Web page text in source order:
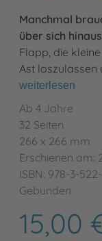
Manchmal
über sich
Flapp, die
Ast loszulassen
weiterlesen
Ab 4 Jahre
32 Seiten
266 x 266 mm
Erschienen am:
ISBN: 978-3-
Gebunden
15,00